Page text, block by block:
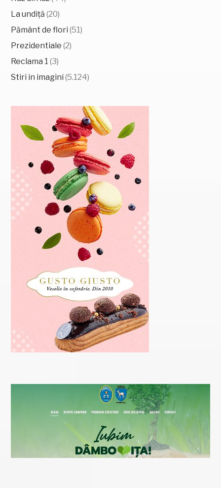
La undiță (20)
Pământ de flori (51)
Prezidentiale (2)
Reclama 1 (3)
Stiri in imagini (5.124)